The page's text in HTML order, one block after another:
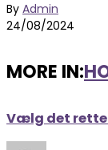
By Admin
24/08/2024
MORE IN:
Vælg det